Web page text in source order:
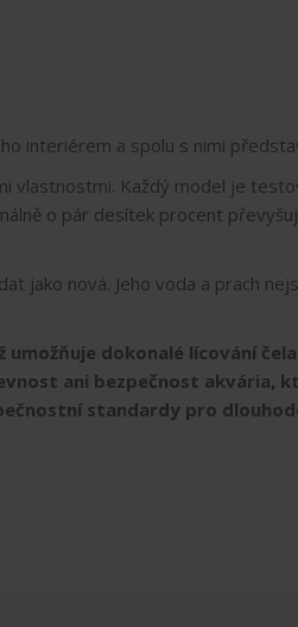
interiérem a spolu s nimi
vlastnostmi. Každý model je
o pár desítek procent
jako nová. Jeho voda a prach
dokonalé lícování
ani bezpečnost akvária,
standardy pro